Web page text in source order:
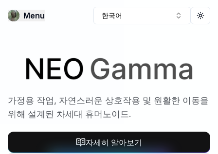
Menu 한국어
NEO Gamma
가정용 작업, 자연스러운 상호작용 및 원활한 이동을
위해 설계된 차세대 휴머노이드.
자세히 알아보기